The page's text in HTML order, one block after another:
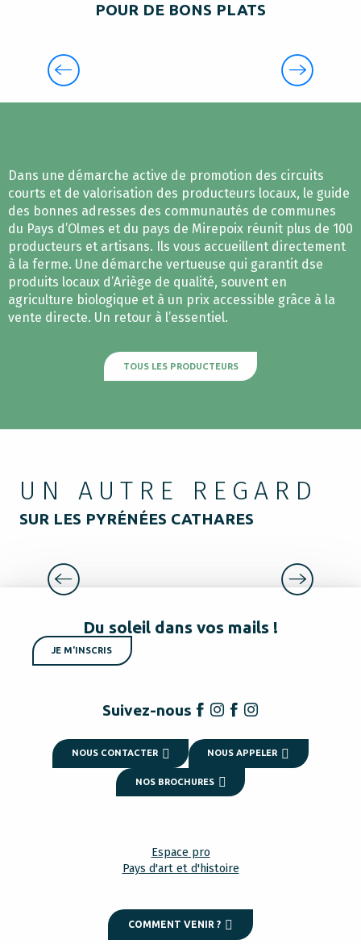
POUR DE BONS PLATS
Dans une démarche active de promotion des circuits
courts et de valorisation des producteurs locaux, le guide
des bonnes adresses des communautés de communes
du Pays d’Olmes et du pays de Mirepoix réunit plus de 100
producteurs et artisans. Ils vous accueillent directement
à la ferme. Une démarche vertueuse qui garantit dse
produits locaux d’Ariège de qualité, souvent en
agriculture biologique et à un prix accessible grâce à la
vente directe. Un retour à l’essentiel.
TOUS LES PRODUCTEURS
UN AUTRE REGARD
SUR LES PYRÉNÉES CATHARES
SUR LA ROUTE DES CHÂTEAUX
Du soleil dans vos mails !
JE M'INSCRIS
Suivez-nous
NOUS CONTACTER NOUS APPELER
NOS BROCHURES
Espace pro
Pays d'art et d'histoire
COMMENT VENIR ?